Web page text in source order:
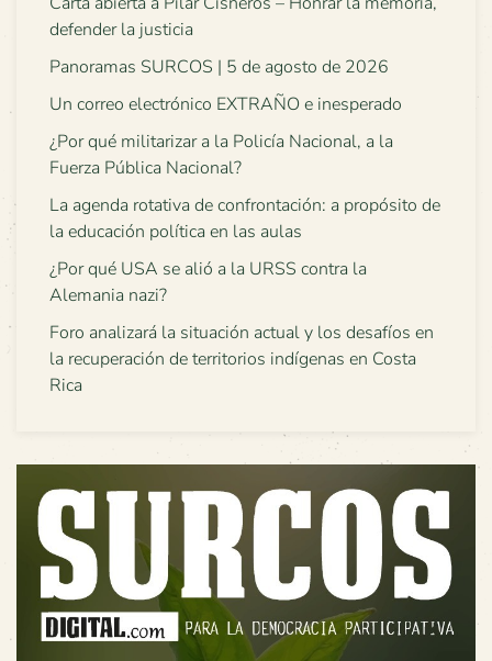
defender la justicia
Panoramas SURCOS | 5 de agosto de 2026
Un correo electrónico EXTRAÑO e inesperado
¿Por qué militarizar a la Policía Nacional, a la
Fuerza Pública Nacional?
La agenda rotativa de confrontación: a propósito de
la educación política en las aulas
¿Por qué USA se alió a la URSS contra la
Alemania nazi?
Foro analizará la situación actual y los desafíos en
la recuperación de territorios indígenas en Costa
Rica